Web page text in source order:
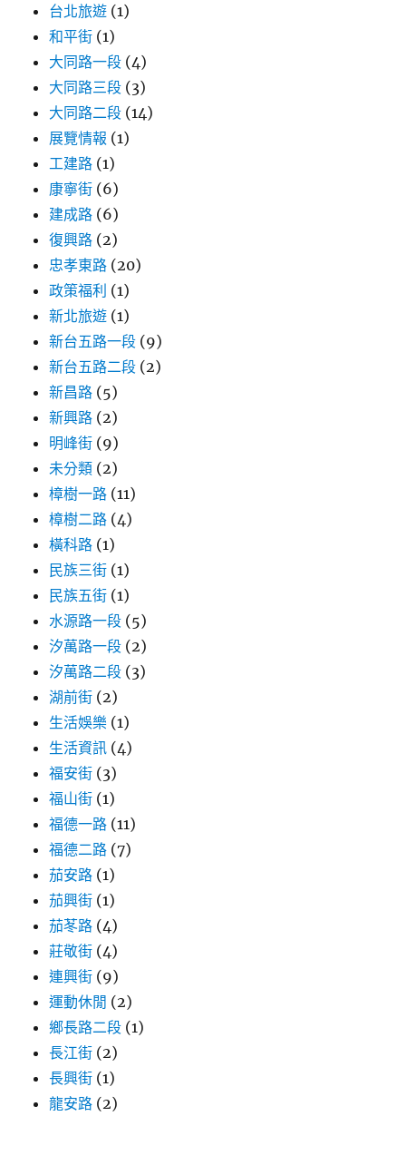
台北旅遊 (1)
和平街 (1)
大同路一段 (4)
大同路三段 (3)
大同路二段 (14)
展覽情報 (1)
工建路 (1)
康寧街 (6)
建成路 (6)
復興路 (2)
忠孝東路 (20)
政策福利 (1)
新北旅遊 (1)
新台五路一段 (9)
新台五路二段 (2)
新昌路 (5)
新興路 (2)
明峰街 (9)
未分類 (2)
樟樹一路 (11)
樟樹二路 (4)
橫科路 (1)
民族三街 (1)
民族五街 (1)
水源路一段 (5)
汐萬路一段 (2)
汐萬路二段 (3)
湖前街 (2)
生活娛樂 (1)
生活資訊 (4)
福安街 (3)
福山街 (1)
福德一路 (11)
福德二路 (7)
茄安路 (1)
茄興街 (1)
茄苳路 (4)
莊敬街 (4)
連興街 (9)
運動休閒 (2)
鄉長路二段 (1)
長江街 (2)
長興街 (1)
龍安路 (2)